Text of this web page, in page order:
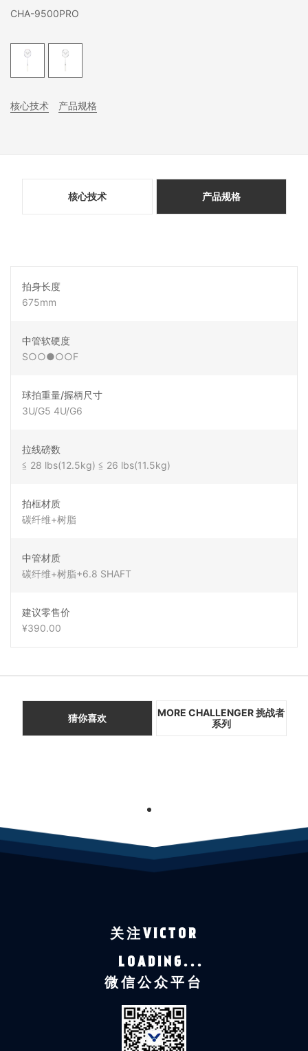
CHA-9500PRO
核心技术 产品规格
核心技术 产品规格
拍身长度
675mm
中管软硬度
S○○●○○F
球拍重量/握柄尺寸
3U/G5 4U/G6
拉线磅数
≦ 28 lbs(12.5kg) ≦ 26 lbs(11.5kg)
拍框材质
碳纤维+树脂
中管材质
碳纤维+树脂+6.8 SHAFT
建议零售价
¥390.00
猜你喜欢
MORE CHALLENGER 挑战者
系列
1
关注VICTOR
LOADING...
微信公众平台